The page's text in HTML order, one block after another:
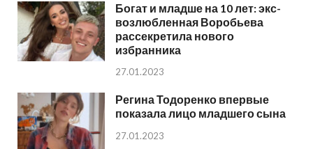
Богат и младше на 10 лет: экс-
возлюбленная Воробьева
рассекретила нового
избранника
27.01.2023
Регина Тодоренко впервые
показала лицо младшего сына
27.01.2023